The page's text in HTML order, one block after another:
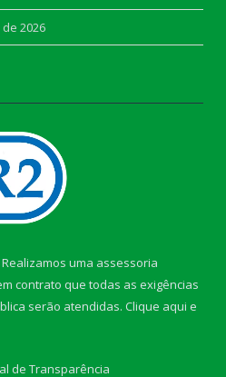
2026
uma assessoria
contrato que todas as exigências
serão atendidas. Clique aqui e
de Transparência